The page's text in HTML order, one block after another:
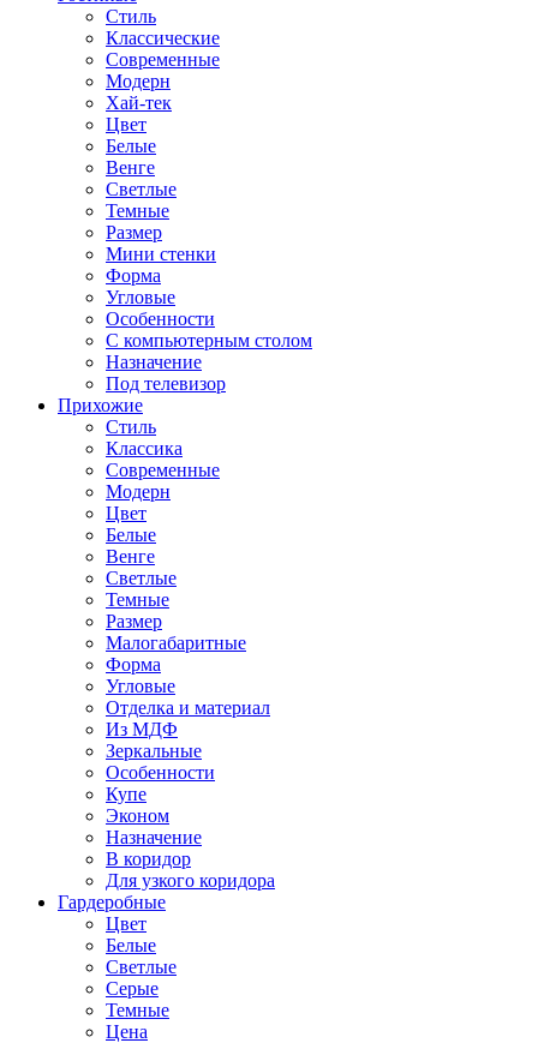
Стиль
Классические
Современные
Модерн
Хай-тек
Цвет
Белые
Венге
Светлые
Темные
Размер
Мини стенки
Форма
Угловые
Особенности
С компьютерным столом
Назначение
Под телевизор
Прихожие
Стиль
Классика
Современные
Модерн
Цвет
Белые
Венге
Светлые
Темные
Размер
Малогабаритные
Форма
Угловые
Отделка и материал
Из МДФ
Зеркальные
Особенности
Купе
Эконом
Назначение
В коридор
Для узкого коридора
Гардеробные
Цвет
Белые
Светлые
Серые
Темные
Цена